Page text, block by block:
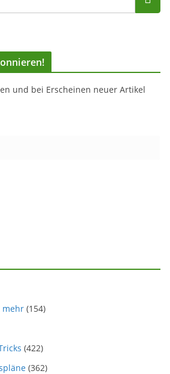
und bei Erscheinen neuer Artikel
mehr (154)
(422)
(362)